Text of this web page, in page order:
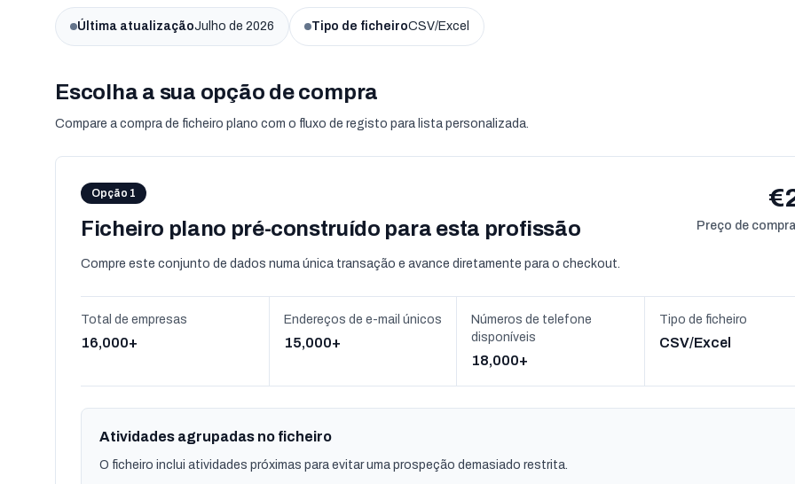
Última atualizaçãoJulho de 2026 Tipo de ficheiroCSV/Excel
Escolha a sua opção de compra
Compare a compra de ficheiro plano com o fluxo de registo para lista personalizada.
Opção 1
Ficheiro plano pré-construído para esta profissão
Compre este conjunto de dados numa única transação e avance diretamente para o checkout.
Preço de
Total de empresas
16,000+
Endereços de e-mail únicos
15,000+
Números de telefone
disponíveis
18,000+
Tipo de ficheiro
CSV/Excel
Atividades agrupadas no ficheiro
O ficheiro inclui atividades próximas para evitar uma prospeção demasiado restrita.